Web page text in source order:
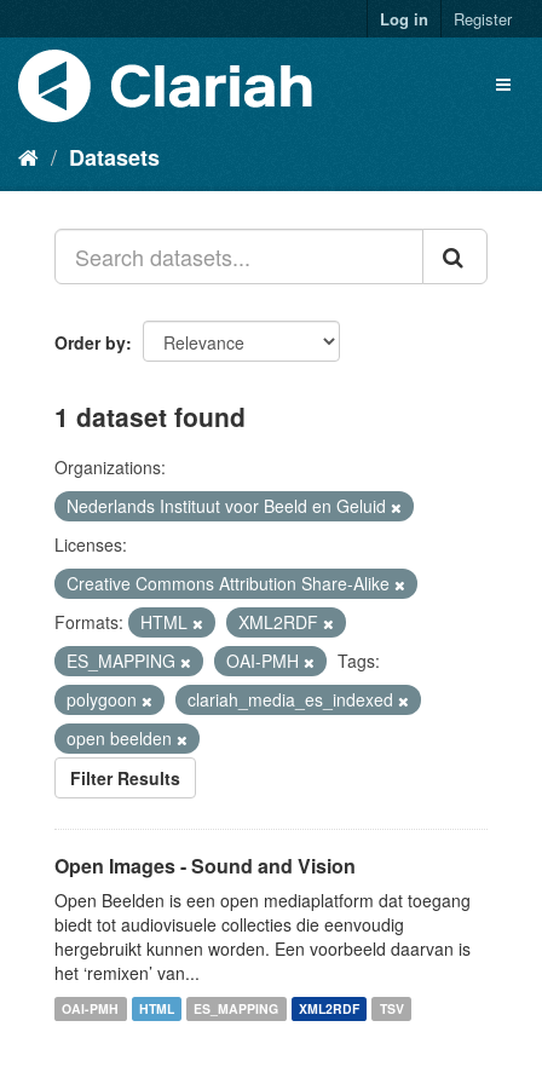
Log in Register
Datasets
Order by
1 dataset found
Organizations:
Nederlands Instituut voor Beeld en Geluid
Licenses:
Creative Commons Attribution Share-Alike
Formats:
HTML
XML2RDF
ES_MAPPING
OAI-PMH
Tags:
polygoon
clariah_media_es_indexed
open beelden
Filter Results
Open Images - Sound and Vision
Open Beelden is een open mediaplatform dat toegang
biedt tot audiovisuele collecties die eenvoudig
hergebruikt kunnen worden. Een voorbeeld daarvan is
het ‘remixen’ van...
OAI-PMH HTML ES_MAPPING XML2RDF TSV